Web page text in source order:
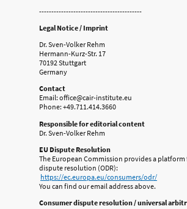
------------------------------------------
Legal Notice / Imprint
Dr. Sven-Volker Rehm
Hermann-Kurz-Str. 17
70192 Stuttgart
Germany
Contact
Email: office@cair-institute.eu
Phone: +49.711.414.3660
Responsible for editorial content
Dr. Sven-Volker Rehm
EU Dispute Resolution
The European Commission provides a
dispute resolution (ODR):
https://ec.europa.eu/consumers/odr/
You can find our email address above.
Consumer dispute resolution / universal